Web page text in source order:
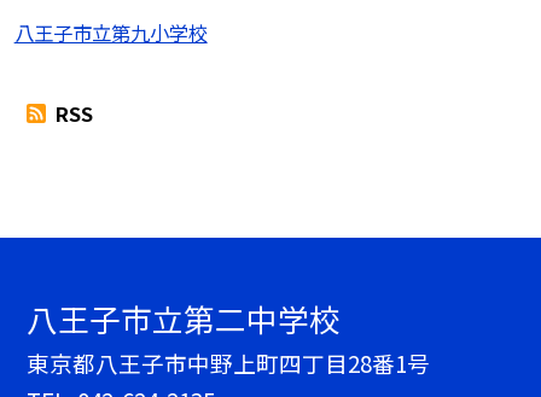
八王子市立第九小学校
RSS
八王子市立第二中学校
東京都八王子市中野上町四丁目28番1号